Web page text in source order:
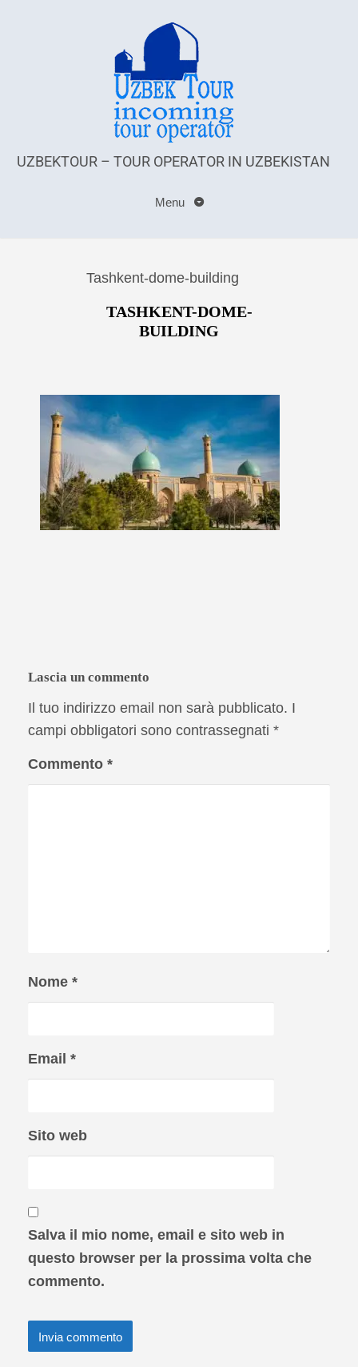
UZBEKTOUR – TOUR OPERATOR IN UZBEKISTAN
Menu
Tashkent-dome-building
TASHKENT-DOME-
BUILDING
Lascia un commento
Il tuo indirizzo email non sarà pubblicato. I
campi obbligatori sono contrassegnati *
Commento *
Nome *
Email *
Sito web
Salva il mio nome, email e sito web in
questo browser per la prossima volta che
commento.